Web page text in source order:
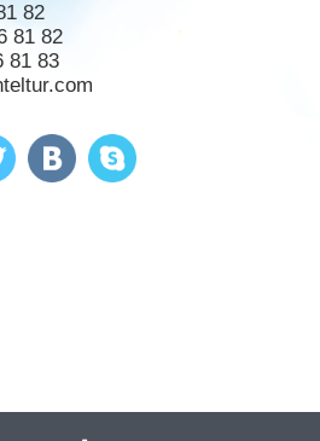
82
81 82
81 83